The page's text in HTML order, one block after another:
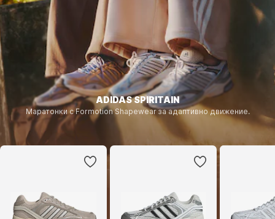
ADIDAS SPIRITAIN
Маратонки с Formotion Shapewear за адаптивно движение.